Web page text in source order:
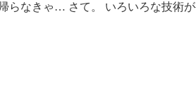
らなきゃ… さて。 いろいろな技術